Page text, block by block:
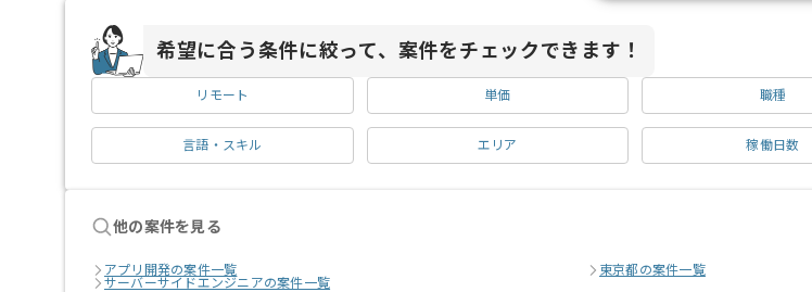
希望に合う条件に絞って、案件をチェックできます！
リモート 単価 職種
言語・スキル エリア 稼働日数
他の案件を見る
アプリ開発の案件一覧
東京都の案件一覧
サーバーサイドエンジニアの案件一覧